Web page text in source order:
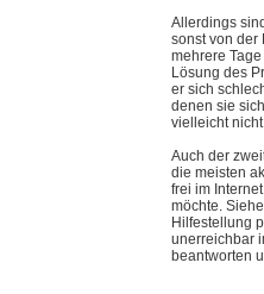
Allerdings
sonst von der
mehrere
Lösung des
er sich
denen sie
vielleicht
Auch der
die meisten
frei im
möchte.
Hilfestellung
unerreichbar
beantworten